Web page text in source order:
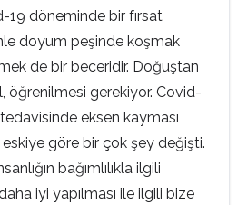
19 döneminde bir fırsat
doyum peşinde koşmak
de bir beceridir. Doğuştan
öğrenilmesi gerekiyor. Covid-
eksen kayması
göre bir çok şey değişti.
bağımlılıkla ilgili
iyi yapılması ile ilgili bize